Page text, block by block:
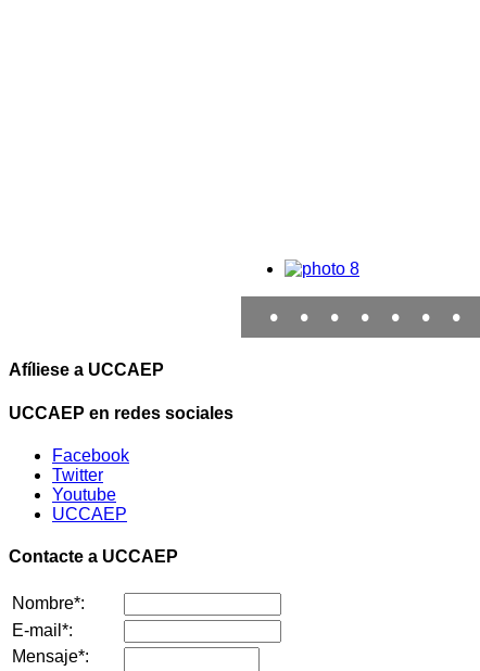
• • • • • • •
Afíliese a UCCAEP
UCCAEP en redes sociales
Facebook
Twitter
Youtube
UCCAEP
Contacte a UCCAEP
Nombre*:
E-mail*:
Mensaje*: